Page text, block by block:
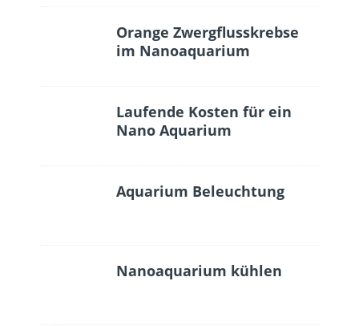
Orange Zwergflusskrebse
im Nanoaquarium
Laufende Kosten für ein
Nano Aquarium
Aquarium Beleuchtung
Nanoaquarium kühlen